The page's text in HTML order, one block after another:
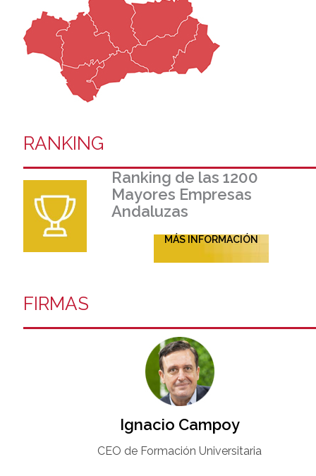
RANKING
Ranking de las 1200
Mayores Empresas
Andaluzas
MÁS INFORMACIÓN
FIRMAS
Ignacio Campoy​
CEO de Formación Universitaria​